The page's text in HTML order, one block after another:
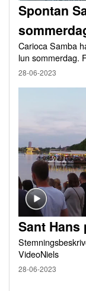
Spontan
Carioca Samba
lun sommerdag.
28-06-2023
Sant Hans
VideoNiels
28-06-2023